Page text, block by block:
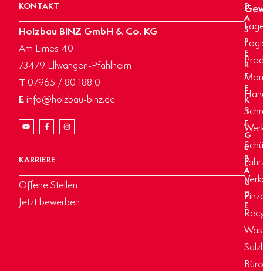
KONTAKT
Holzbau BINZ GmbH & Co. KG
Am Limes 40
73479 Ellwangen-Pfahlheim
T 07965 / 80 188 0
Einfo@holzbau-binz.de
KARRIERE
Offene Stellen
Jetzt bewerben
D
A
S
P
E
R
F
E
K
T
E
G
E
B
Ä
U
D
E